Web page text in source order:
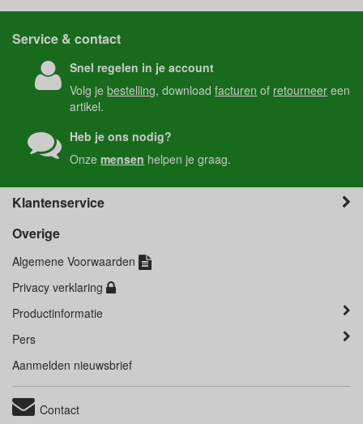
Service & contact
Snel regelen in je account
Volg jebestelling, downloadfacturen of retourneer een
artikel.
Heb je ons nodig?
Onzemensen helpen je graag.
Klantenservice
Overige
Algemene Voorwaarden
Privacy verklaring
Productinformatie
Pers
Aanmelden nieuwsbrief
Contact